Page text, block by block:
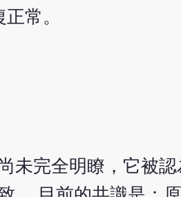
常。
未完全明瞭，它被